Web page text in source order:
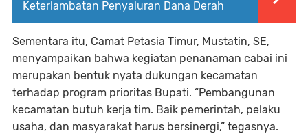
Keterlambatan Penyaluran Dana Derah
Sementara itu, Camat Petasia Timur, Mustatin, SE,
menyampaikan bahwa kegiatan penanaman cabai ini
merupakan bentuk nyata dukungan kecamatan
terhadap program prioritas Bupati. “Pembangunan
kecamatan butuh kerja tim. Baik pemerintah, pelaku
usaha, dan masyarakat harus bersinergi,” tegasnya.